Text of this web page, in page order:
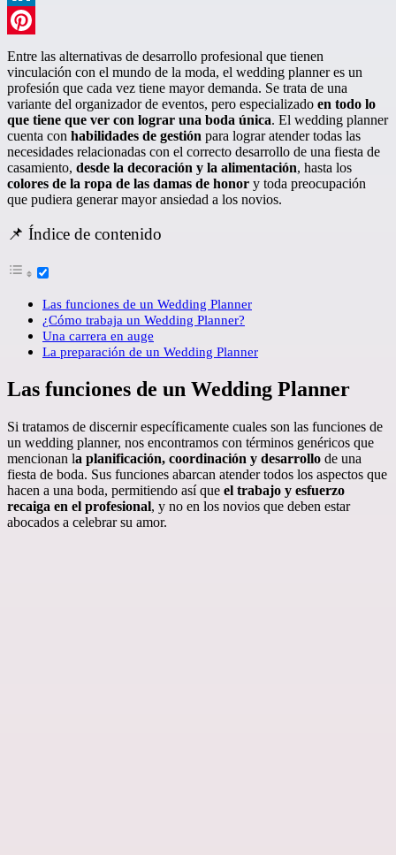
LinkedIn
Pinterest
Entre las alternativas de desarrollo profesional que tienen
vinculación con el mundo de la moda, el wedding planner es un
profesión que cada vez tiene mayor demanda. Se trata de una
variante del organizador de eventos, pero especializado en todo lo
que tiene que ver con lograr una boda única. El wedding planner
cuenta con habilidades de gestión para lograr atender todas las
necesidades relacionadas con el correcto desarrollo de una fiesta de
casamiento, desde la decoración y la alimentación, hasta los
colores de la ropa de las damas de honor y toda preocupación
que pudiera generar mayor ansiedad a los novios.
📌 Índice de contenido
Las funciones de un Wedding Planner
¿Cómo trabaja un Wedding Planner?
Una carrera en auge
La preparación de un Wedding Planner
Las funciones de un Wedding Planner
Si tratamos de discernir específicamente cuales son las funciones de
un wedding planner, nos encontramos con términos genéricos que
mencionan la planificación, coordinación y desarrollo de una
fiesta de boda. Sus funciones abarcan atender todos los aspectos que
hacen a una boda, permitiendo así que el trabajo y esfuerzo
recaiga en el profesional, y no en los novios que deben estar
abocados a celebrar su amor.